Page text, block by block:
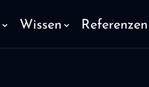
Wissen Referenzen